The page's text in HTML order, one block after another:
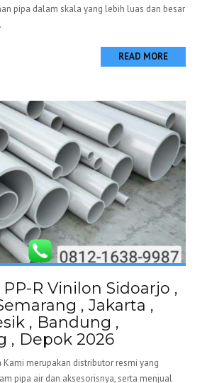
pipa dalam skala yang lebih luas dan besar
READ MORE
R Vinilon Sidoarjo ,
, Jakarta ,
, Bandung ,
, Depok 2026
Kami merupakan distributor resmi yang
pipa air dan aksesorisnya, serta menjual